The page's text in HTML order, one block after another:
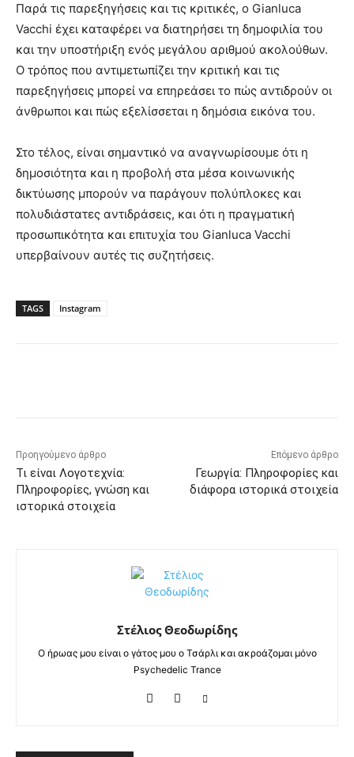
Παρά τις παρεξηγήσεις και τις κριτικές, ο Gianluca
Vacchi έχει καταφέρει να διατηρήσει τη δημοφιλία του
και την υποστήριξη ενός μεγάλου αριθμού ακολούθων.
Ο τρόπος που αντιμετωπίζει την κριτική και τις
παρεξηγήσεις μπορεί να επηρεάσει το πώς αντιδρούν οι
άνθρωποι και πώς εξελίσσεται η δημόσια εικόνα του.
Στο τέλος, είναι σημαντικό να αναγνωρίσουμε ότι η
δημοσιότητα και η προβολή στα μέσα κοινωνικής
δικτύωσης μπορούν να παράγουν πολύπλοκες και
πολυδιάστατες αντιδράσεις, και ότι η πραγματική
προσωπικότητα και επιτυχία του Gianluca Vacchi
υπερβαίνουν αυτές τις συζητήσεις.
TAGS Instagram
Προηγούμενο άρθρο
Τι είναι Λογοτεχνία:
Πληροφορίες, γνώση και
ιστορικά στοιχεία
Επόμενο άρθρο
Γεωργία: Πληροφορίες και
διάφορα ιστορικά στοιχεία
Στέλιος Θεοδωρίδης
Ο ήρωας μου είναι ο γάτος μου ο Τσάρλι και ακροάζομαι μόνο
Psychedelic Trance